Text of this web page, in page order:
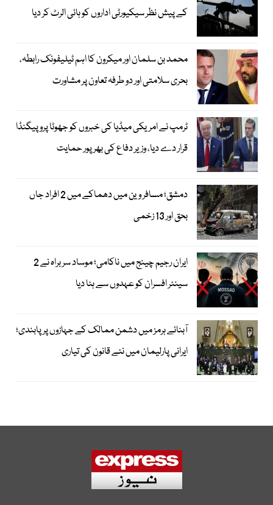
کے پیش نظر سیکیورٹی اداروں کو ہائی الرٹ کر دیا
محمد بن سلمان اور میکرون کا اہم ٹیلیفونک رابطہ،
بحری سلامتی اور دو طرفہ تعاون پر مشاورت
ٹرمپ نے امریکی میڈیا کی خبروں کو جھوٹا پروپیگنڈا
قرار دے دیا، وزیر دفاع کی بھرپور حمایت
دمشق؛ مسافر وین میں دھماکے میں 2 افراد جاں
بحق اور 13 زخمی
ایران رجیم چینج میں ناکامی؛ موساد سربراہ نے 2
سینئر افسران کو عہدوں سے ہٹا دیا
آبنائے ہرمز میں دشمن ممالک کے جہازوں پر پابندی؛
ایرانی پارلیمان میں نئے قانون کی تیاری